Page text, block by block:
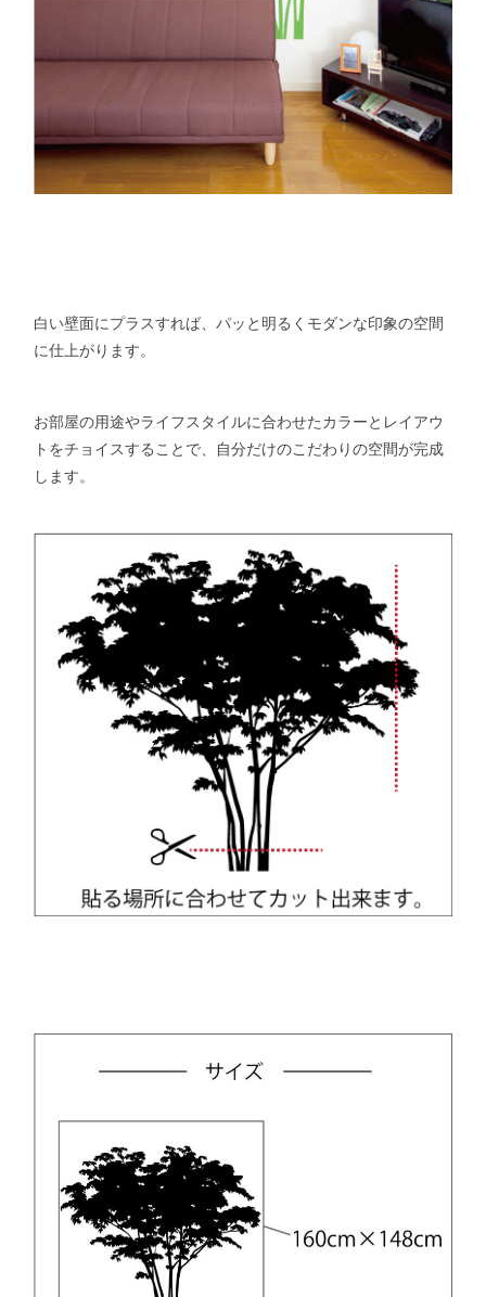
白い壁面にプラスすれば、パッと明るくモダンな印象の空間
に仕上がります。
お部屋の用途やライフスタイルに合わせたカラーとレイアウ
トをチョイスすることで、自分だけのこだわりの空間が完成
します。